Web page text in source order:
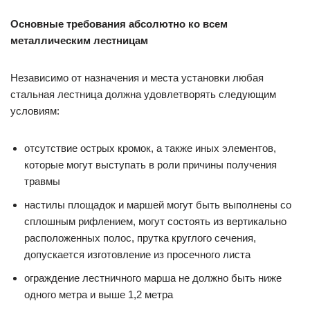
Основные требования абсолютно ко всем
металлическим лестницам
Независимо от назначения и места установки любая
стальная лестница должна удовлетворять следующим
условиям:
отсутствие острых кромок, а также иных элементов,
которые могут выступать в роли причины получения
травмы
настилы площадок и маршей могут быть выполнены со
сплошным рифлением, могут состоять из вертикально
расположенных полос, прутка круглого сечения,
допускается изготовление из просечного листа
ограждение лестничного марша не должно быть ниже
одного метра и выше 1,2 метра